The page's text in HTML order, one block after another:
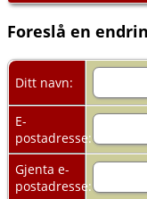
Foreslå en
Ditt navn:
E-
postadresse:
Gjenta e-
postadresse: